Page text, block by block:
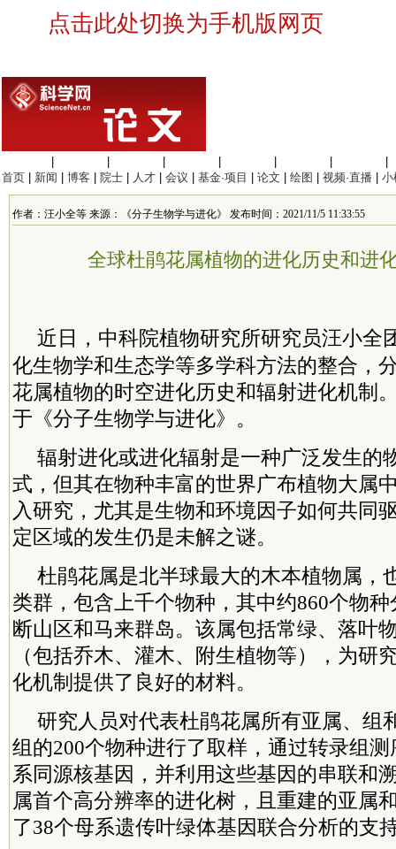
点击此处切换为手机版网页
首页
新闻 博客 院士 人才 会议 基金·项目 论文 绘图 视频·直播 小
作者：汪小全等 来源：《分子生物学与进化》 发布时间：2021/11/5 11:33:55
全球杜鹃花属植物的进化历史和进
近日， 中科院植物研究所研究员汪小全
化生物学和生态学等多学科方法的整合，
花属植物的时空进化历史和辐射进化机制
于《分子生物学与进化》。
辐射进化或进化辐射是一种广泛发生的
式，但其在物种丰富的世界广布植物大属
入研究，尤其是生物和环境因子如何共同
定区域的发生仍是未解之谜。
杜鹃花属是北半球最大的木本植物属，
类群，包含上千个物种，其中约860个物
断山区和马来群岛。该属包括常绿、落叶
（包括乔木、灌木、附生植物等），为研
化机制提供了良好的材料。
研究人员对代表杜鹃花属所有亚属、组
组的200个物种进行了取样，通过转录组
系同源核基因，并利用这些基因的串联和
属首个高分辨率的进化树，且重建的亚属
了38个母系遗传叶绿体基因联合分析的支